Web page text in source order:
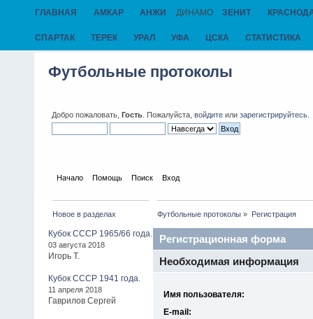
ГЛАВНАЯ АМКАР АНЖИ ДИНАМО ЗЕНИТ
СПАРТАК ТЕРЕК УРАЛ УФА ЦСКА СТАТИСТИКА
Футбольные протоколы
Добро пожаловать, Гость . Пожалуйста, войдите или зарегистрируйтесь
Начало Помощь Поиск Вход
Новое в разделах
Кубок СССР 1965/66 года.
03 августа 2018
Игорь Т.
Кубок СССР 1941 года.
11 апреля 2018
Гаврилов Сергей
Футбольные протоколы » Регистрация
Регистрационная форма
Необходимая информация
Имя пользователя:
E-mail: